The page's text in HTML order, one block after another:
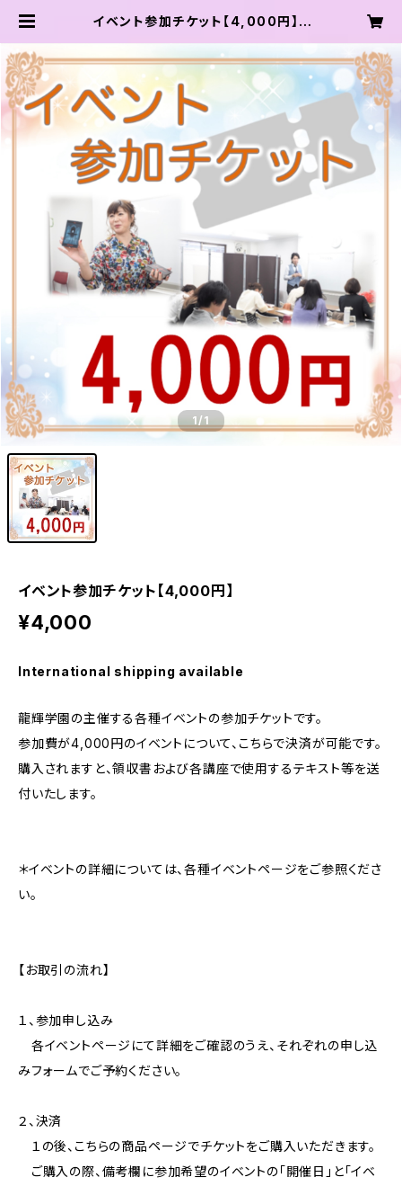
イベント参加チケット【4,000円】 |
1/1
イベント参加チケット【4,000円】
¥4,000
International shipping available
龍輝学園の主催する各種イベントの参加チケットです。
参加費が4,000円のイベントについて、こちらで決済が可能です。
購入されますと、領収書および各講座で使用するテキスト等を送
付いたします。
＊イベントの詳細については、各種イベントページをご参照くださ
い。
【お取引の流れ】
１、参加申し込み
各イベントページにて詳細をご確認のうえ、それぞれの申し込
みフォームでご予約ください。
２、決済
１の後、こちらの商品ページでチケットをご購入いただきます。
ご購入の際、備考欄に参加希望のイベントの「開催日」と「イベ